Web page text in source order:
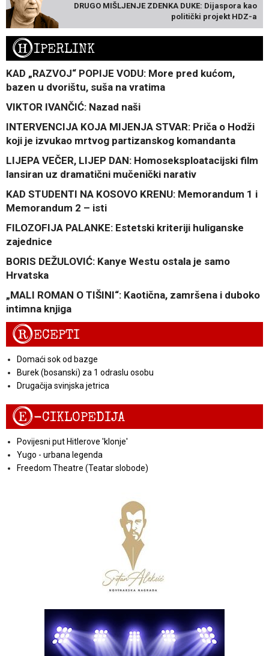
DRUGO MIŠLJENJE ZDENKA DUKE: Dijaspora kao
politički projekt HDZ-a
HIPERLINK
KAD „RAZVOJ“ POPIJE VODU: More pred kućom,
bazen u dvorištu, suša na vratima
VIKTOR IVANČIĆ: Nazad naši
INTERVENCIJA KOJA MIJENJA STVAR: Priča o Hodži
koji je izvukao mrtvog partizanskog komandanta
LIJEPA VEČER, LIJEP DAN: Homoseksploatacijski film
lansiran uz dramatični mučenički narativ
KAD STUDENTI NA KOSOVO KRENU: Memorandum 1 i
Memorandum 2 – isti
FILOZOFIJA PALANKE: Estetski kriteriji huliganske
zajednice
BORIS DEŽULOVIĆ: Kanye Westu ostala je samo
Hrvatska
„MALI ROMAN O TIŠINI“: Kaotična, zamršena i duboko
intimna knjiga
RECEPTI
Domaći sok od bazge
Burek (bosanski) za 1 odraslu osobu
Drugačija svinjska jetrica
E-CIKLOPEDIJA
Povijesni put Hitlerove 'klonje'
Yugo - urbana legenda
Freedom Theatre (Teatar slobode)